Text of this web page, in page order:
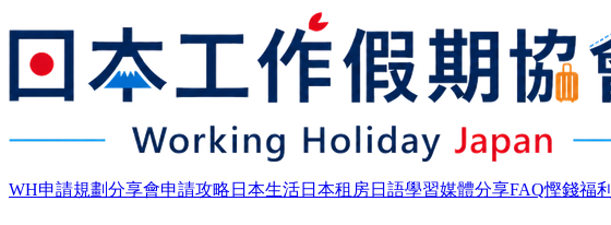
WH申請規劃分享會申請攻略 日本生活日本租房日語學習媒體分享FAQ慳錢福利